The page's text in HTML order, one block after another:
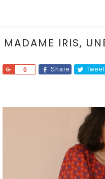
MADAME IRIS,
0
Share Share Tweet